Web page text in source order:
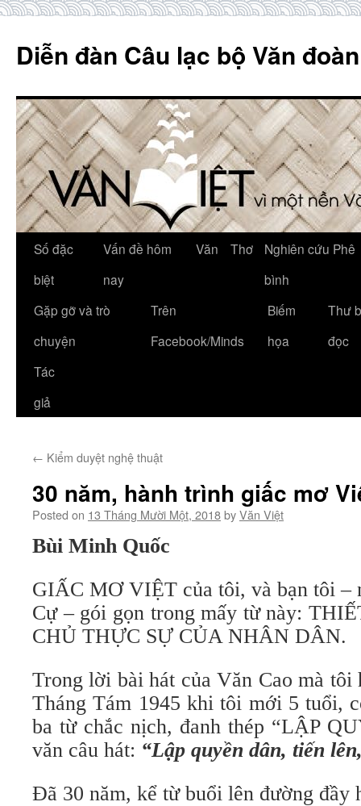
content
Diễn đàn Câu lạc bộ Văn
Số đặc
biệt
Vấn đề hôm
nay
Văn Thơ
Nghiên cứu Phê
bình
Gặp gỡ và trò
chuyện
Trên
Facebook/Minds
Biếm
họa
Thư
đọc
Tác
giả
← Kiểm duyệt nghệ thuật
30 năm, hành trình giấc mơ
Posted on 13 Tháng Mười Một, 2018byVăn Việt
Bùi Minh Quốc
GIẤC MƠ VIỆT của tôi, và bạn tôi –
Cự – gói gọn trong mấy từ này:
CHỦ THỰC SỰ CỦA NHÂN DÂN.
Trong lời bài hát của Văn Cao mà tôi
Tháng Tám 1945 khi tôi mới 5 tuổi,
ba từ chắc nịch, đanh thép “LẬP
văn câu hát: “Lập quyền dân, tiến
Đã 30 năm, kể từ buổi lên đường đầy